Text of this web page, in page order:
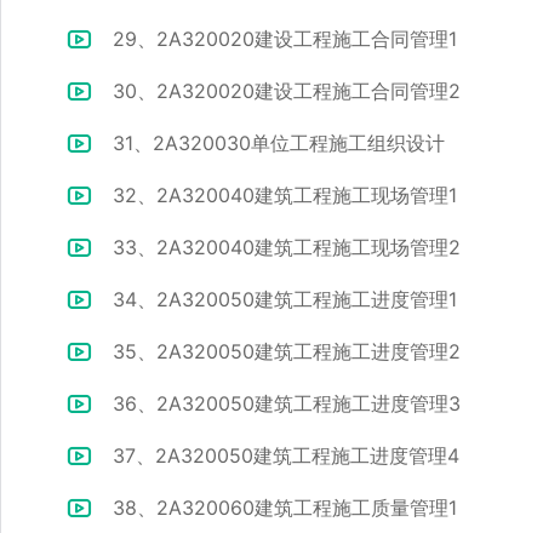
29、2A320020建设工程施工合同管理1
30、2A320020建设工程施工合同管理2
31、2A320030单位工程施工组织设计
32、2A320040建筑工程施工现场管理1
33、2A320040建筑工程施工现场管理2
34、2A320050建筑工程施工进度管理1
35、2A320050建筑工程施工进度管理2
36、2A320050建筑工程施工进度管理3
37、2A320050建筑工程施工进度管理4
38、2A320060建筑工程施工质量管理1